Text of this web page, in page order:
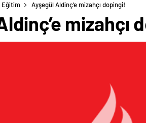
Eğitim Ayşegül Aldinç’e mizahçı dopingi!
mizahçı